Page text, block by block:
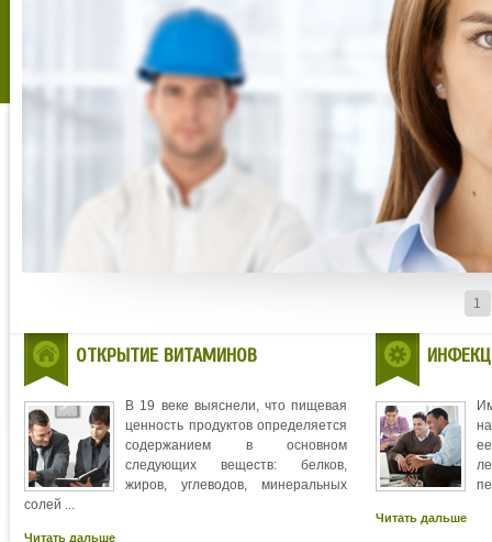
1
ОТКРЫТИЕ ВИТАМИНОВ
В 19 веке выяснели, что пищевая
ценность продуктов определяется
содержанием в основном
следующих веществ: белков,
жиров, углеводов, минеральных
солей ...
Читать дальше
Читать дальше